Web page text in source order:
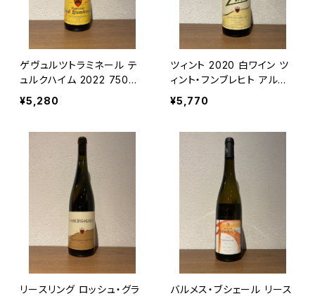
ゲヴュルツトラミネール テ
ュルクハイム 2022 750ml
ツィント・フンブレヒト
¥5,280
ツィント 2020 白ワイン ツ
ィント・フンブレヒト アルザ
ス 750ml
¥5,770
リースリング ロッシュ・グラ
バルメス・ブシェール リース